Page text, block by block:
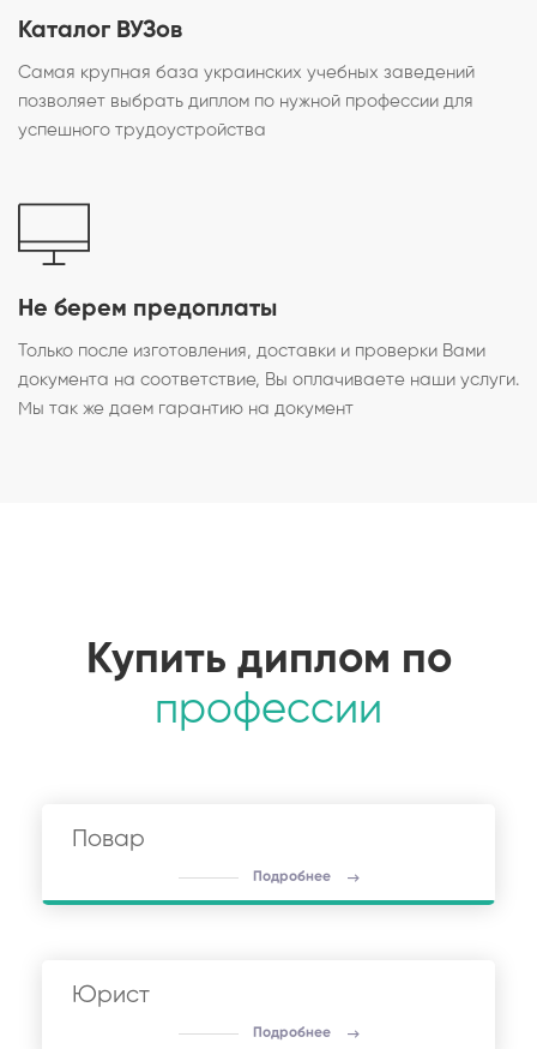
Каталог ВУЗов
Самая крупная база украинских учебных заведений
позволяет выбрать диплом по нужной профессии для
успешного трудоустройства
Не берем предоплаты
Только после изготовления, доставки и проверки Вами
документа на соответствие, Вы оплачиваете наши услуги.
Мы так же даем гарантию на документ
Купить диплом по
профессии
Повар
Подробнее
Юрист
Подробнее